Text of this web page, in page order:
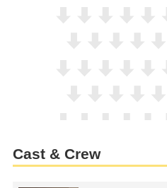
Cast & Crew